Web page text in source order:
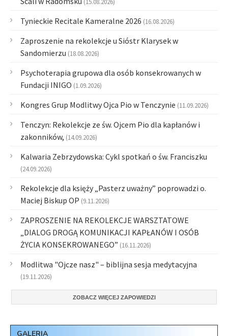
(15.08.2026)
Tynieckie Recitale Kameralne 2026 (16.08.2026)
Zaproszenie na rekolekcje u Sióstr Klarysek w
Sandomierzu (18.08.2026)
Psychoterapia grupowa dla osób konsekrowanych w
Fundacji INIGO (1.09.2026)
Kongres Grup Modlitwy Ojca Pio w Tenczynie (11.09.2026)
Tenczyn: Rekolekcje ze św. Ojcem Pio dla kapłanów i
zakonników, (14.09.2026)
Kalwaria Zebrzydowska: Cykl spotkań o św. Franciszku
(24.09.2026)
Rekolekcje dla księży „Pasterz uważny” poprowadzi o.
Maciej Biskup OP (9.11.2026)
ZAPROSZENIE NA REKOLEKCJE WARSZTATOWE
„DIALOG DROGĄ KOMUNIKACJI KAPŁANÓW I OSÓB
ŻYCIA KONSEKROWANEGO” (16.11.2026)
Modlitwa "Ojcze nasz" – biblijna sesja medytacyjna
(19.11.2026)
ZOBACZ WIĘCEJ ZAPOWIEDZI
GALERIA